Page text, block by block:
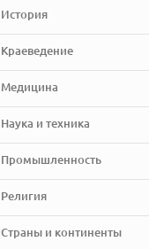
История
Краеведение
Медицина
Наука и техника
Промышленность
Религия
Страны и континенты